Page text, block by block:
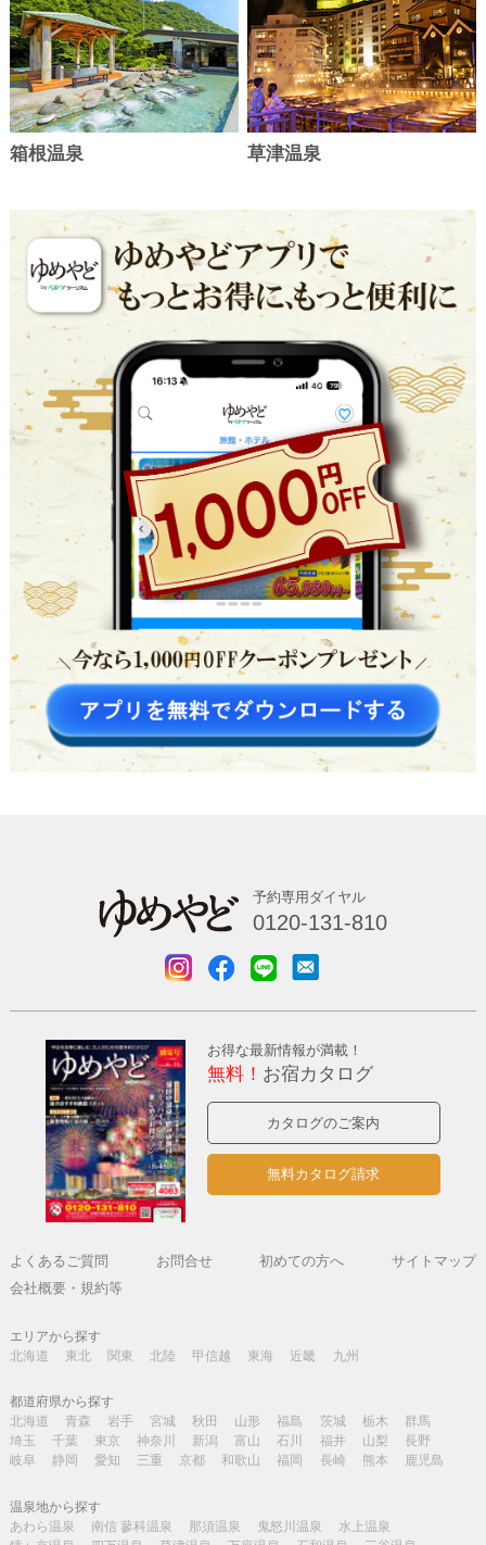
9 位
福島県 照島温泉
小名浜オーシャンホテル&
ゴルフクラブ
10 位
千葉県 旭九十九里温泉
亀の井ホテル 九十九里
La楽リゾートホテル グリーングリー
ン
【1日5組限定特価【ライブキッチ
ンが自慢！】【カニ食べ放題＆牛
タン食べ放題付】…
44%
OFF
1名19,800円
11,000
宮城県 遠刈田温泉
メルキュール宮城蔵王リゾート＆スパ
【WEB】【早期割引30】【オール
インクルーシブ】ディナービュッ
フェプラン
1名12,900円～ 税込
長野県 北信 湯田中温泉
せせらぎの宿 ホテル星川館
90分飲み放題付！信州［豚］鍋＆
ハーフバイキング
10,980円
8,480円～ 税込
北海道 定山渓温泉
定山渓ビューホテル
プ】和洋中約60種バイキングプラ
ン
37%
1名 17,300円
円～ 税込
限定一覧をみる
箱根温泉 草津温泉
予約専用ダイヤル
0120-131-810
お得な最新情報が満載！
無料！ お宿カタログ
カタログのご案内
無料カタログ請求
よくあるご質問 お問合せ 初めての方へ
サイトマップ
会社概要・規約等
エリアから探す
北海道
東北 関東 北陸 甲信越 東海 近畿 九州
都道府県から探す
北海道
青森 岩手 宮城 秋田 山形 福島 茨城 栃木
群馬
埼玉
千葉 東京 神奈川 新潟 富山 石川 福井 山梨
長野
岐阜
静岡 愛知 三重 京都 和歌山 福岡 長崎 熊本 鹿児島
温泉地から探す
あわら温泉
南信 蓼科温泉 那須温泉 鬼怒川温泉
水上温泉